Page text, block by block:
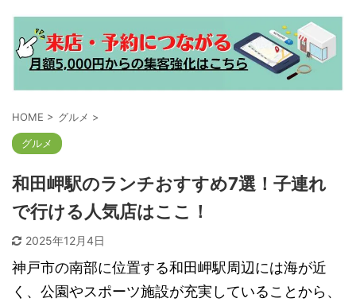
HOME > グルメ >
グルメ
和田岬駅のランチおすすめ7選！子連れ
で行ける人気店はここ！
2025年12月4日
神戸市の南部に位置する和田岬駅周辺には海が近
く、公園やスポーツ施設が充実していることから、